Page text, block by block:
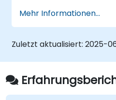
reale
Sicherheit im
und gängigen
Mehr Informationen...
Zuletzt aktualisiert: 2025-